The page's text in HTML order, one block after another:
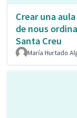
Crear una
de nous
Santa Creu
María Hurtado